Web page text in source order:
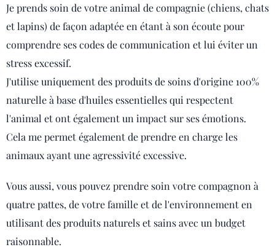
Je prends soin de votre animal de compagnie (chiens, chats
et lapins) de façon adaptée en étant à son écoute pour
comprendre ses codes de communication et lui éviter un
stress excessif.
J'utilise uniquement des produits de soins d'origine 100%
naturelle à base d'huiles essentielles qui respectent
l'animal et ont également un impact sur ses émotions.
Cela me permet également de prendre en charge les
animaux ayant une agressivité excessive.
Vous aussi, vous pouvez prendre soin votre compagnon à
quatre pattes, de votre famille et de l'environnement en
utilisant des produits naturels et sains avec un budget
raisonnable.